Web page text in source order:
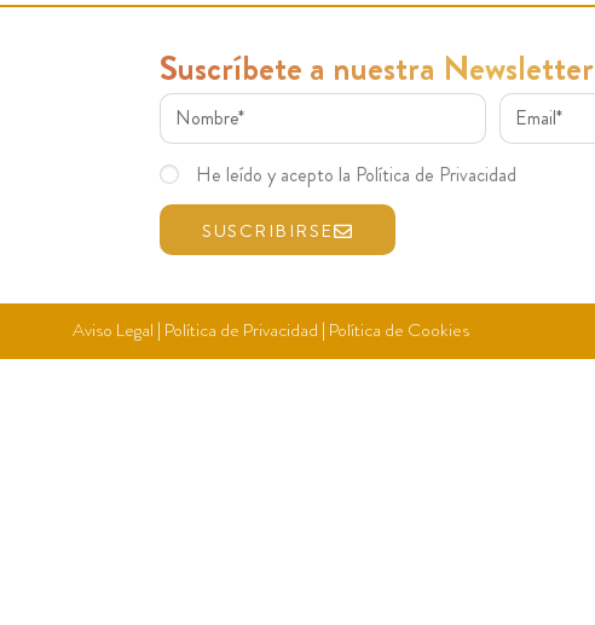
Suscríbete a nuestra Newsletter
He leído y acepto la Política de Privacidad
SUSCRIBIRSE
Aviso Legal | Política de Privacidad | Política de Cookies